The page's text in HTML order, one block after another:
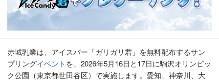
赤城乳業は、アイスバー「ガリガリ君」を無料配布するサン
プリングイベント を、2026年5月16日と17日に駒沢オリンピッ
ク公園（東京都世田谷区）で実施します。愛知、神奈川、大